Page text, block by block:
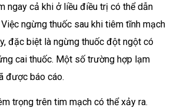
ngay cả khi ở liều điều trị có thể dẫn
ngừng thuốc sau khi tiêm tĩnh mạch
đặc biệt là ngừng thuốc đột ngột có
cai thuốc. Một số trường hợp lạm
được báo cáo.
trọng trên tim mạch có thể xảy ra.